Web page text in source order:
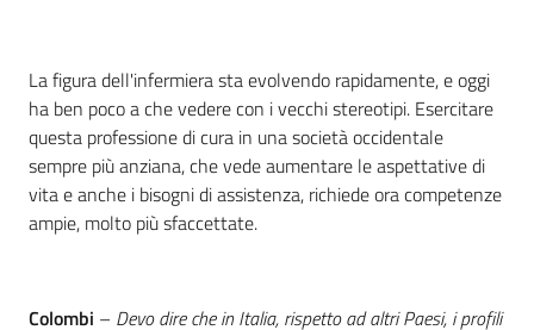
La figura dell'infermiera sta evolvendo rapidamente, e oggi
ha ben poco a che vedere con i vecchi stereotipi. Esercitare
questa professione di cura in una società occidentale
sempre più anziana, che vede aumentare le aspettative di
vita e anche i bisogni di assistenza, richiede ora competenze
ampie, molto più sfaccettate.
Colombi – Devo dire che in Italia, rispetto ad altri Paesi, i profili